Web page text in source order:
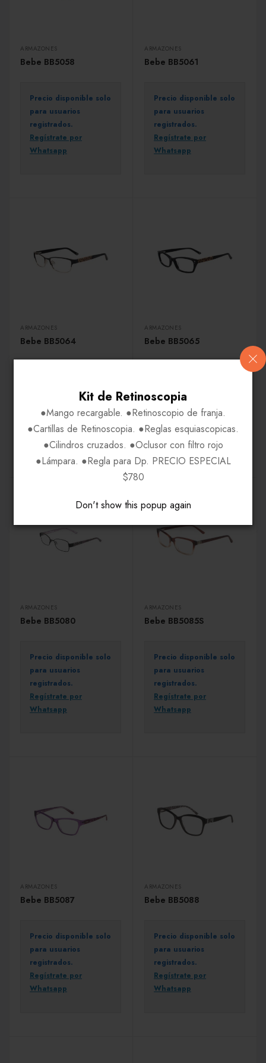
Kit de Retinoscopia
●Mango recargable. ●Retinoscopio de franja.
●Cartillas de Retinoscopia. ●Reglas esquiascopicas.
●Cilindros cruzados. ●Oclusor con filtro rojo
●Lámpara. ●Regla para Dp. PRECIO ESPECIAL
$780
Don't show this popup again
ARMAZONES
Bebe BB5058
Precio disponible solo
para usuarios
registrados.
Regístrate por
Whatsapp
ARMAZONES
Bebe BB5061
Precio disponible solo
para usuarios
registrados.
Regístrate por
Whatsapp
ARMAZONES
Bebe BB5064
para usuarios
Regístrate por
Whatsapp
ARMAZONES
Bebe BB5065
para usuarios
registrados.
Regístrate por
Whatsapp
ARMAZONES
Bebe BB5080
Precio disponible solo
para usuarios
registrados.
Regístrate por
Whatsapp
ARMAZONES
Bebe BB5085S
Precio disponible solo
para usuarios
registrados.
Regístrate por
Whatsapp
ARMAZONES
Bebe BB5087
Precio disponible solo
para usuarios
registrados.
Regístrate por
Whatsapp
ARMAZONES
Bebe BB5088
Precio disponible solo
para usuarios
registrados.
Regístrate por
Whatsapp